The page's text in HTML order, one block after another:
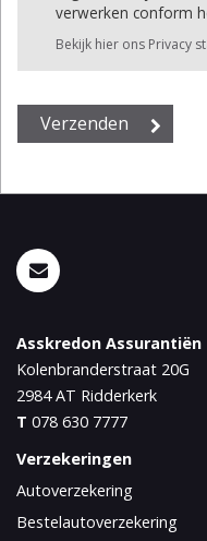
verwerken conform
Bekijk hier ons Privacy
Asskredon Assurantiën
Kolenbranderstraat 20G
2984 AT Ridderkerk
T 078 630 7777
Verzekeringen
Autoverzekering
Bestelautoverzekering